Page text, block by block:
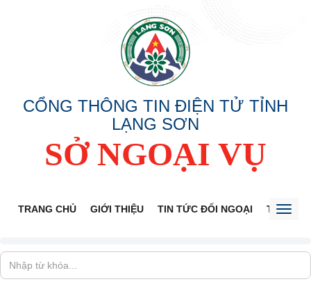
CỔNG THÔNG TIN ĐIỆN TỬ TỈNH
LẠNG SƠN
SỞ NGOẠI VỤ
TRANG CHỦ GIỚI THIỆU TIN TỨC ĐỐI NGOẠI THÔNG